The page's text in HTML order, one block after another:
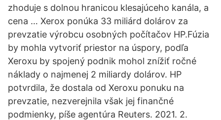
zhoduje s dolnou hranicou klesajúceho kanála, a
cena … Xerox ponúka 33 miliárd dolárov za
prevzatie výrobcu osobných počítačov HP.Fúzia
by mohla vytvoriť priestor na úspory, podľa
Xeroxu by spojený podnik mohol znížiť ročné
náklady o najmenej 2 miliardy dolárov. HP
potvrdila, že dostala od Xeroxu ponuku na
prevzatie, nezverejnila však jej finančné
podmienky, píše agentúra Reuters. 2021. 2.